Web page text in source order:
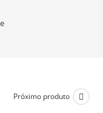
Próximo produto